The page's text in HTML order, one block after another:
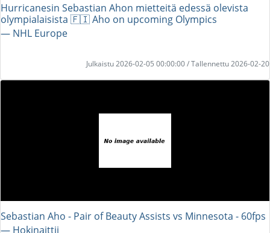
Hurricanesin Sebastian Ahon mietteitä edessä olevista
olympialaisista 🇫🇮 Aho on upcoming Olympics
― NHL Europe
Julkaistu 2026-02-05 00:00:00 / Tallennettu 2026-02-20
Sebastian Aho - Pair of Beauty Assists vs Minnesota - 60fps
― Hokinaittii